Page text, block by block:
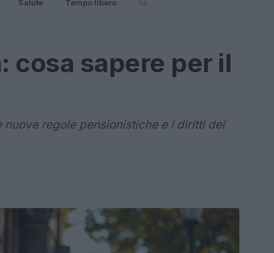
Salute Tempo libero
cosa sapere per il
regole pensionistiche e i diritti dei